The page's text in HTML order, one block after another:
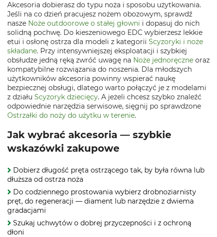
Akcesoria dobierasz do typu noża i sposobu użytkowania.
Jeśli na co dzień pracujesz nożem obozowym, sprawdź
nasze Noże outdoorowe o stałej głowni i dopasuj do nich
solidną pochwę. Do kieszeniowego EDC wybierzesz lekkie
etui i osłonę ostrza dla modeli z kategorii Scyzoryki i noże
składane. Przy intensywniejszej eksploatacji i szybkiej
obsłudze jedną ręką zwróć uwagę na Noże jednoręczne oraz
kompatybilne rozwiązania do noszenia. Dla młodszych
użytkowników akcesoria powinny wspierać naukę
bezpiecznej obsługi, dlatego warto połączyć je z modelami
z działu Scyzoryk dziecięcy. A jeżeli chcesz szybko znaleźć
odpowiednie narzędzia serwisowe, sięgnij po sprawdzone
Ostrzałki do noży do użytku w terenie.
Jak wybrać akcesoria — szybkie
wskazówki zakupowe
Dobierz długość pręta ostrzącego tak, by była równa lub
dłuższa od ostrza noża
Do codziennego prostowania wybierz drobnoziarnisty
pręt, do regeneracji — diament lub narzędzie z dwiema
gradacjami
Szukaj uchwytów o dobrej przyczepności i z ochroną
dłoni